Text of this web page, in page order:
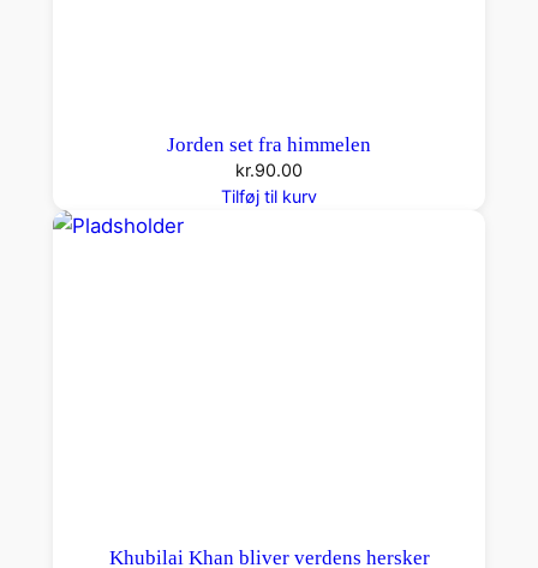
Jorden set fra himmelen
kr.90.00
Tilføj til kurv
Khubilai Khan bliver verdens hersker